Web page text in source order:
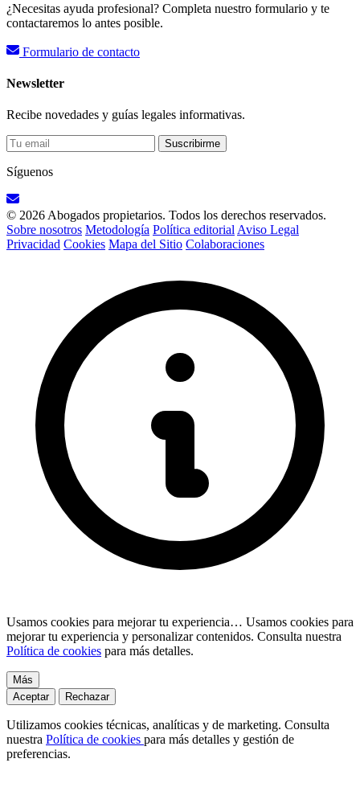
¿Necesitas ayuda profesional? Completa nuestro formulario y te
contactaremos lo antes posible.
Formulario de contacto
Newsletter
Recibe novedades y guías legales informativas.
Suscribirme
Síguenos
© 2026 Abogados propietarios. Todos los derechos reservados.
Sobre nosotros Metodología Política editorial Aviso Legal
Privacidad Cookies Mapa del Sitio Colaboraciones
Usamos cookies para mejorar tu experiencia… Usamos cookies para
mejorar tu experiencia y personalizar contenidos. Consulta nuestra
Política de cookies para más detalles.
Más
Aceptar
Rechazar
Utilizamos cookies técnicas, analíticas y de marketing. Consulta
nuestra Política de cookies para más detalles y gestión de
preferencias.